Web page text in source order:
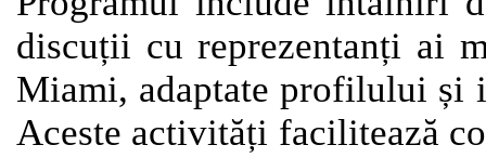
discuții cu reprezentanți ai
Miami, adaptate profilului și
Aceste activități facilitează